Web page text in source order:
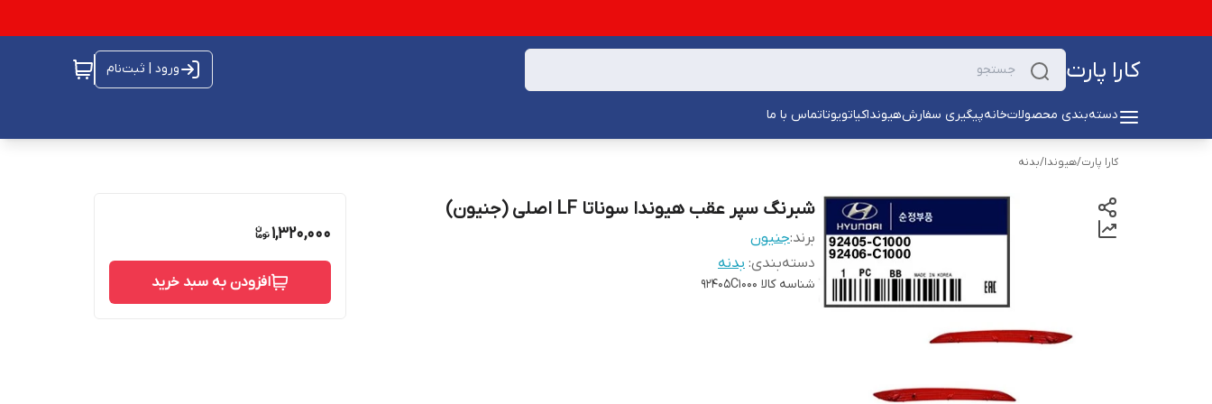
کارا پارت ورود | ثبت‌نام
دسته‌بندی محصولاتخانهپیگیری سفارشهیونداکیاتویوتاتماس با ما
کارا پارت/هیوندا/بدنه
شبرنگ سپر عقب هیوندا سوناتا LF اصلی (جنیون)
برند:جنیون
دسته‌بندی: بدنه
شناسه کالا 92405C1000
1,320,000
افزودن به سبد خرید